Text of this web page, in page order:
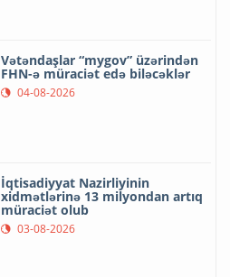
Vətəndaşlar “mygov” üzərindən
FHN-ə müraciət edə biləcəklər
04-08-2026
İqtisadiyyat Nazirliyinin
xidmətlərinə 13 milyondan artıq
müraciət olub
03-08-2026